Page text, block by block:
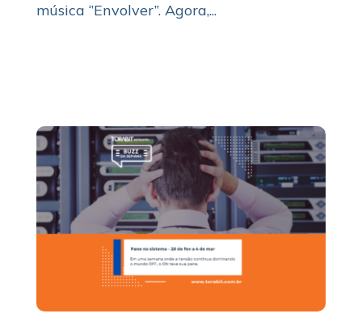
música ‘’Envolver’’. Agora,...